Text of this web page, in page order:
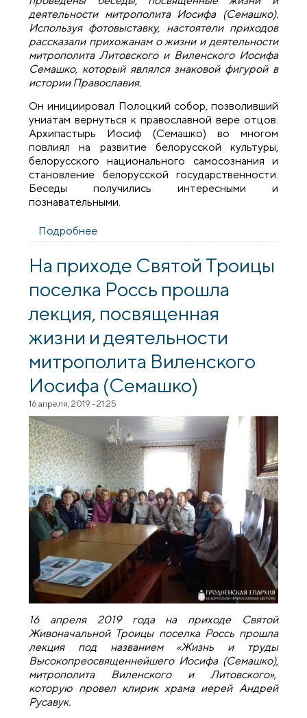
деятельности митрополита Иосифа (Семашко).
Используя фотовыставку, настоятели приходов
рассказали прихожанам о жизни и деятельности
митрополита Литовского и Виленского Иосифа
Семашко, который являлся знаковой фигурой в
истории Православия.
Он инициировал Полоцкий собор, позволивший
униатам вернуться к православной вере отцов.
Архипастырь Иосиф (Семашко) во многом
повлиял на развитие белорусской культуры,
белорусского национального самосознания и
становление белорусской государственности.
Беседы получились интересными и
познавательными.
Подробнее
прошли беседы, посвященные жизни и
деятельности митрополита Иосифа
(Семашко)
На приходе Святой Троицы
поселка Россь прошла
лекция, посвященная
жизни и деятельности
митрополита Виленского
Иосифа (Семашко)
16 апреля, 2019 - 21:25
16 апреля 2019 года на приходе Святой
Живоначальной Троицы поселка Россь прошла
лекция под названием «Жизнь и труды
Высокопреосвященнейшего Иосифа (Семашко),
митрополита Виленского и Литовского»,
которую провел клирик храма иерей Андрей
Русавук.